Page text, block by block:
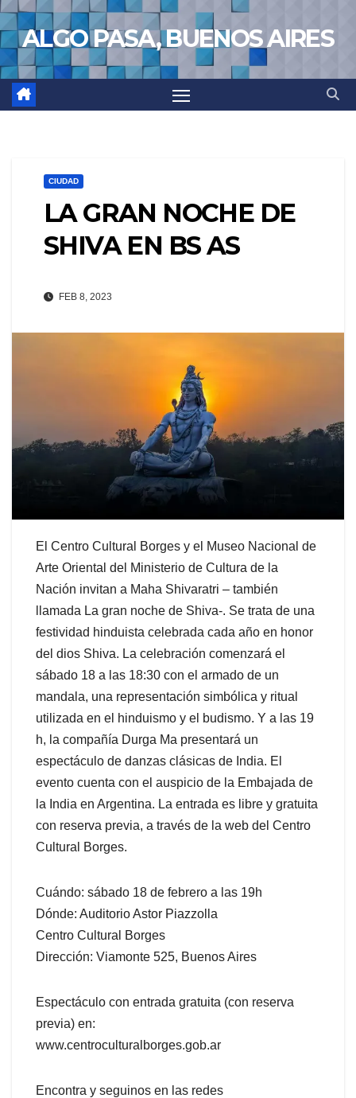
Saltar
al
contenido
ALGO PASA, BUENOS AIRES
CIUDAD
LA GRAN NOCHE DE
SHIVA EN BS AS
FEB 8, 2023
El Centro Cultural Borges y el Museo Nacional de
Arte Oriental del Ministerio de Cultura de la
Nación invitan a Maha Shivaratri – también
llamada La gran noche de Shiva-. Se trata de una
festividad hinduista celebrada cada año en honor
del dios Shiva. La celebración comenzará el
sábado 18 a las 18:30 con el armado de un
mandala, una representación simbólica y ritual
utilizada en el hinduismo y el budismo. Y a las 19
h, la compañía Durga Ma presentará un
espectáculo de danzas clásicas de India. El
evento cuenta con el auspicio de la Embajada de
la India en Argentina. La entrada es libre y gratuita
con reserva previa, a través de la web del Centro
Cultural Borges.
Cuándo: sábado 18 de febrero a las 19h
Dónde: Auditorio Astor Piazzolla
Centro Cultural Borges
Dirección: Viamonte 525, Buenos Aires
Espectáculo con entrada gratuita (con reserva
previa) en:
www.centroculturalborges.gob.ar
Encontra y seguinos en las redes